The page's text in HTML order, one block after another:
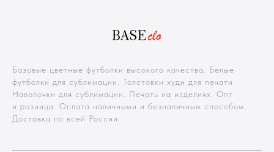
Базовые цветные футболки высокого качества. Белые
футболки для сублимации. Толстовки худи для печати.
Наволочки для сублимации. Печать на изделиях. Опт
и розница. Оплата наличными и безналичным способом.
Доставка по всей России.